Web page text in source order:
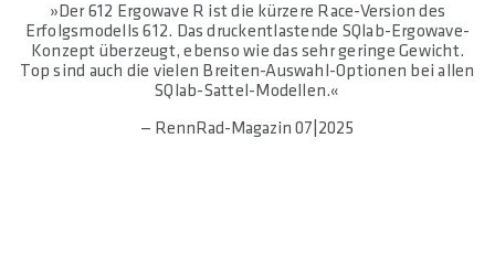
»Der 612 Ergowave R ist die kürzere Race-Version des
Erfolgsmodells 612. Das druckentlastende SQlab-Ergowave-
Konzept überzeugt, ebenso wie das sehr geringe Gewicht.
Top sind auch die vielen Breiten-Auswahl-Optionen bei allen
SQlab-Sattel-Modellen.«
— RennRad-Magazin 07|2025